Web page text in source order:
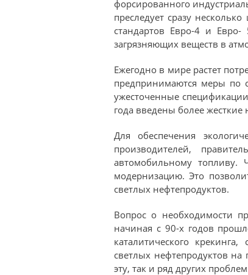
форсированного
преследует сразу
стандартов Евро-4 и
загрязняющих веществ в
Ежегодно в мире растет
предпринимаются меры по
ужесточенные
года введены более
Для обеспечения
производителей,
автомобильному топливу.
модернизацию. Это
светлых нефтепродуктов.
Вопрос о необходимости
начиная с 90-х годов
каталитического
светлых нефтепродуктов
эту, так и ряд других